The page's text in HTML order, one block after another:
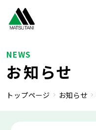
NEWS
お知らせ
トップページ お知らせ